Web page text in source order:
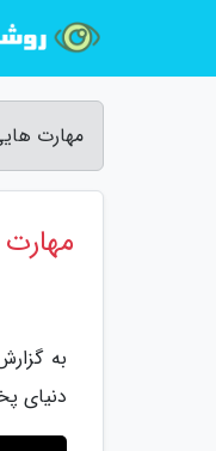
مهارت هایی که بعد از 24
مهارت هایی
به
دنیای